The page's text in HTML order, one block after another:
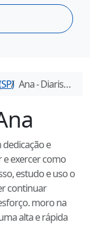
SP) Ana- Diarista em
e
e exercer como
estudo e uso o
continuar
moro na
alta e rápida